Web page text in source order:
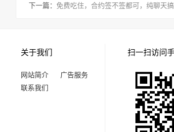
下一篇： 免费吃住，合约签不签都可，纯聊天
关于我们
网站简介
广告服务
联系我们
扫一扫访问